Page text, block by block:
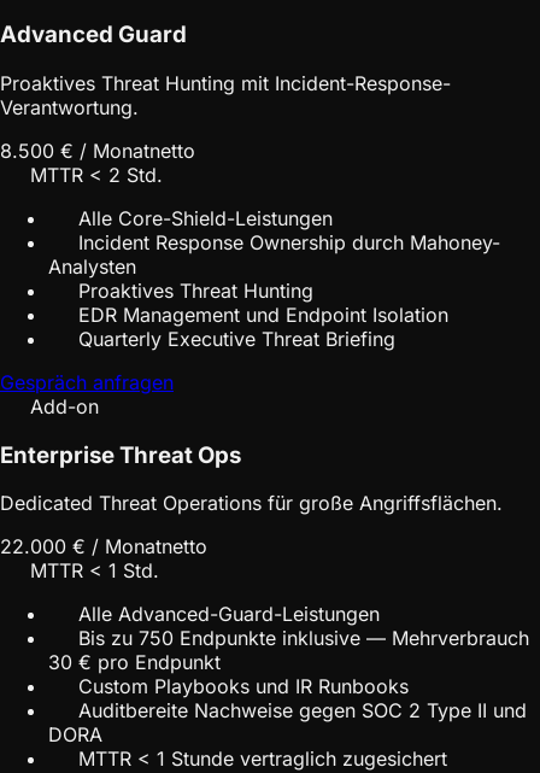
Advanced Guard
Proaktives Threat Hunting mit Incident-Response-
Verantwortung.
8.500 € / Monatnetto
MTTR < 2 Std.
Alle Core-Shield-Leistungen
Incident Response Ownership durch Mahoney-
Analysten
Proaktives Threat Hunting
EDR Management und Endpoint Isolation
Quarterly Executive Threat Briefing
Gespräch anfragen
Add-on
Enterprise Threat Ops
Dedicated Threat Operations für große Angriffsflächen.
22.000 € / Monatnetto
MTTR < 1 Std.
Alle Advanced-Guard-Leistungen
Bis zu 750 Endpunkte inklusive — Mehrverbrauch
30 € pro Endpunkt
Custom Playbooks und IR Runbooks
Auditbereite Nachweise gegen SOC 2 Type II und
DORA
MTTR < 1 Stunde vertraglich zugesichert